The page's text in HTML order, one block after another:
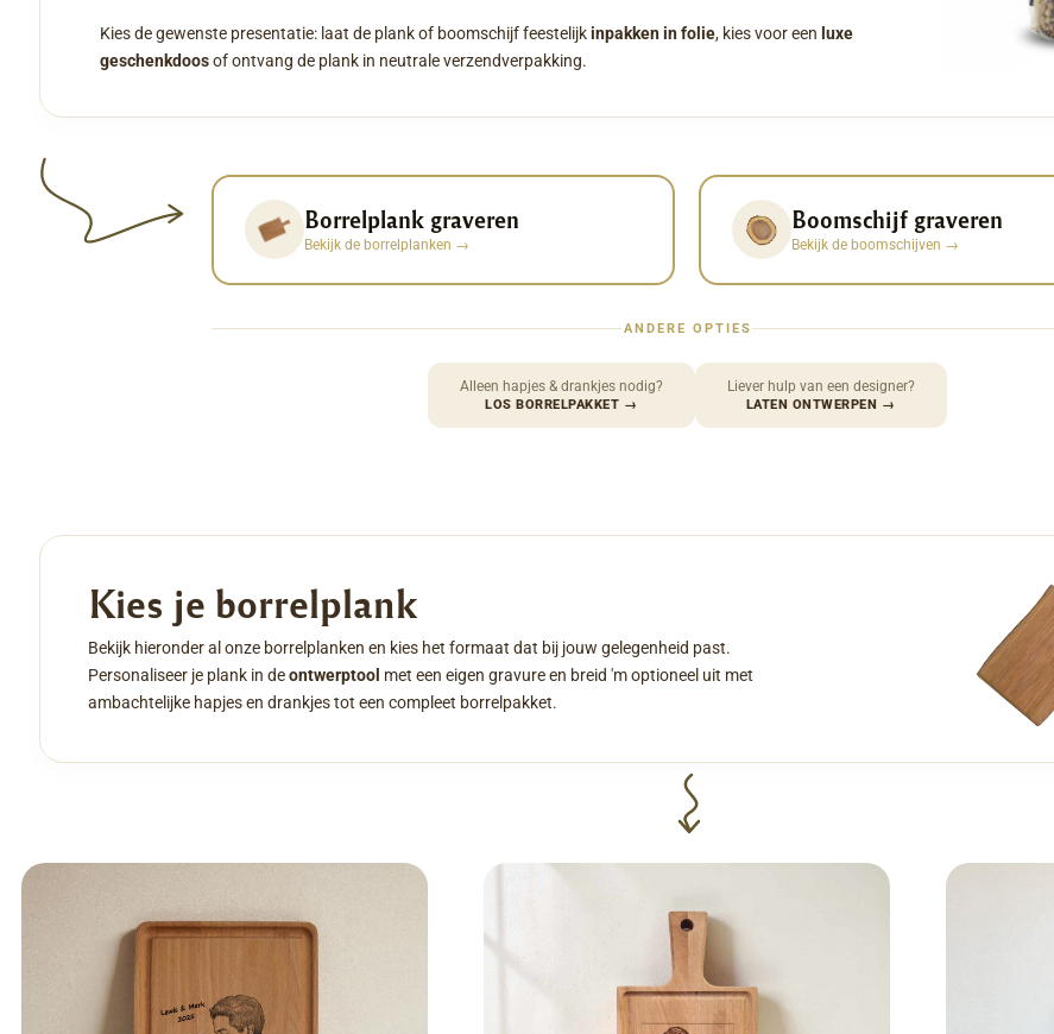
Kies de gewenste presentatie: laat de plank of boomschijf feestelijkinpakken in folie, kies voor een luxe
geschenkdoosof ontvang de plank in neutrale verzendverpakking.
Borrelplank graveren
Bekijk de borrelplanken →
Boomschijf graveren
Bekijk de boomschijven →
ANDERE OPTIES
Alleen hapjes & drankjes nodig?
LOS BORRELPAKKET →
Liever hulp van een designer?
LATEN ONTWERPEN →
Kies je borrelplank
Bekijk hieronder al onze borrelplanken en kies het formaat dat bij jouw gelegenheid past.
Personaliseer je plank in deontwerptool met een eigen gravure en breid 'm optioneel uit met
ambachtelijke hapjes en drankjes tot een compleet borrelpakket.